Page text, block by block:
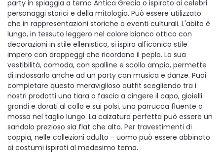
party in spiaggia a tema Antica Grecia o ispirato ai celebri
personaggi storici e della mitologia. Può essere utilizzato
che in rappresentazioni storiche o eventi culturali. L'abito è
lungo, in tessuto leggero nel colore bianco ottico con
decorazioni in stile ellenistico, si ispira all'iconico stile
impero con drappeggi che ricordano il peplo. La sua
vestibilità, comoda, con spalline e scollo ampio, permette
di indossarlo anche ad un party con musica e danze. Puoi
completare questo meraviglioso outfit scegliendo tra i
nostri prodotti una tiara o fascia a cingere il capo, gioielli
grandi e dorati al collo e sui polsi, una parrucca fluente o
mossa nel taglio lungo. La calzatura perfetta può essere un
sandalo prezioso sia flat che alto. Per travestimenti di
coppia, nelle collezioni adulto - uomo può essere abbinato
ai costumi ispirati al medesimo tema.